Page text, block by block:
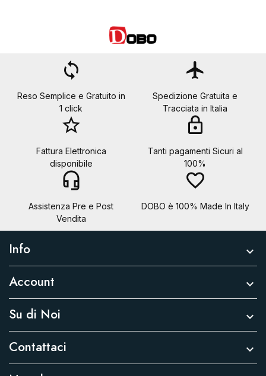
loop
Reso Semplice e Gratuito in
1 click
flight
Spedizione Gratuita e
Tracciata in Italia
star_border
Fattura Elettronica
disponibile
lock
Tanti pagamenti Sicuri al
100%
headset_mic
Assistenza Pre e Post
Vendita
favorite_border
DOBO è 100% Made In Italy
Info 
Account 
Su di Noi 
Contattaci 